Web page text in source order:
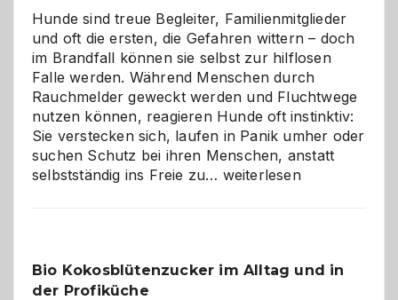
Hunde sind treue Begleiter, Familienmitglieder
und oft die ersten, die Gefahren wittern – doch
im Brandfall können sie selbst zur hilflosen
Falle werden. Während Menschen durch
Rauchmelder geweckt werden und Fluchtwege
nutzen können, reagieren Hunde oft instinktiv:
Sie verstecken sich, laufen in Panik umher oder
suchen Schutz bei ihren Menschen, anstatt
selbstständig ins Freie zu… Wenn
Gefahr
weiterlesen
Bio Kokosblütenzucker im Alltag und in
der Profiküche